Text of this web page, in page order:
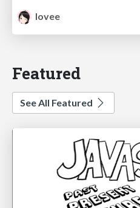
lovee
Featured
See All Featured